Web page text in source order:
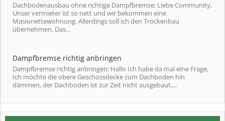
Dachbodenausbau ohne richtige Dampfbremse: Liebe Community,
Unser vermieter ist so nett und wir bekommen eine
Masionettewohnung. Allerdings soll ich den Trockenbau
übernehmen. Das...
Dampfbremse richtig anbringen
Dampfbremse richtig anbringen: Hallo Ich habe da mal eine Frage,
Ich möchte die obere Geschossdecke zum Dachboden hin
dämmen, der Dachboden ist zur Zeit nicht ausgebaut,...